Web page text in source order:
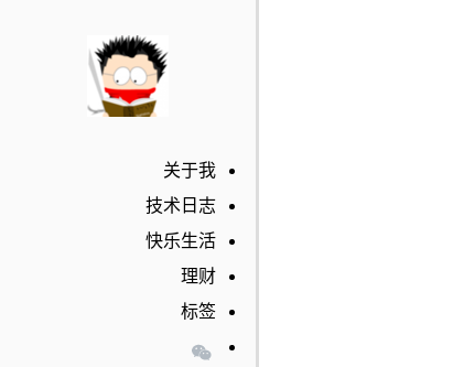
关于我
技术日志
快乐生活
理财
标签